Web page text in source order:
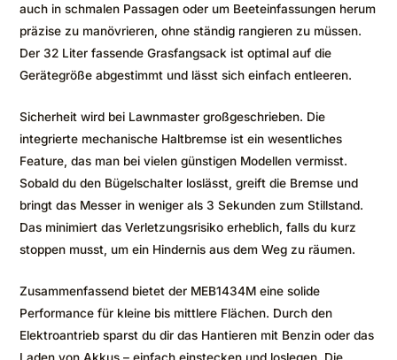
auch in schmalen Passagen oder um Beeteinfassungen herum
präzise zu manövrieren, ohne ständig rangieren zu müssen.
Der 32 Liter fassende Grasfangsack ist optimal auf die
Gerätegröße abgestimmt und lässt sich einfach entleeren.
Sicherheit wird bei Lawnmaster großgeschrieben. Die
integrierte mechanische Haltbremse ist ein wesentliches
Feature, das man bei vielen günstigen Modellen vermisst.
Sobald du den Bügelschalter loslässt, greift die Bremse und
bringt das Messer in weniger als 3 Sekunden zum Stillstand.
Das minimiert das Verletzungsrisiko erheblich, falls du kurz
stoppen musst, um ein Hindernis aus dem Weg zu räumen.
Zusammenfassend bietet der MEB1434M eine solide
Performance für kleine bis mittlere Flächen. Durch den
Elektroantrieb sparst du dir das Hantieren mit Benzin oder das
Laden von Akkus – einfach einstecken und loslegen. Die